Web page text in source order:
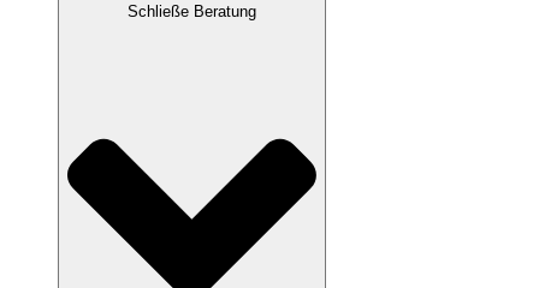
Schließe Beratung